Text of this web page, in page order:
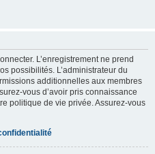
L’enregistrement ne prend
possibilités. L’administrateur du
additionnelles aux membres
vous d’avoir pris connaissance
politique de vie privée. Assurez-vous